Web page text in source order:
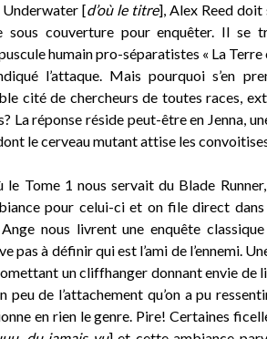
[d’où le titre], Alex Reed doit
sous couverture pour enquêter. Il se
humain pro-séparatistes « La Terre
l’attaque. Mais pourquoi s’en
cité de chercheurs de toutes races,
La réponse réside peut-être en Jenna,
le cerveau mutant attise les
le Tome 1 nous servait du Blade
pour celui-ci et on file direct
nous livrent une enquête
pas à définir qui est l’ami de l’ennemi.
un cliffhanger donnant envie de
de l’attachement qu’on a pu
en rien le genre. Pire! Certaines